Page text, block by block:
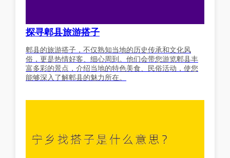
探寻郫县旅游搭子
郫县的旅游搭子，不仅熟知当地的历史传承和文化风
俗，更是热情好客、细心周到。他们会带您游览郫县丰
富多彩的景点，介绍当地的特色美食、民俗活动，使您
能够深入了解郫县的魅力所在。